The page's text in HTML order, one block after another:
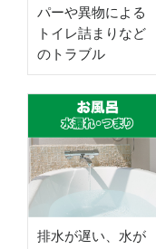
パーや異物による
トイレ詰まりなど
のトラブル
排水が遅い、水が